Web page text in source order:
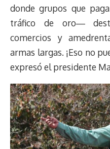
donde grupos que
tráfico de oro―
comercios y
armas largas. ¡Eso no
expresó el presidente